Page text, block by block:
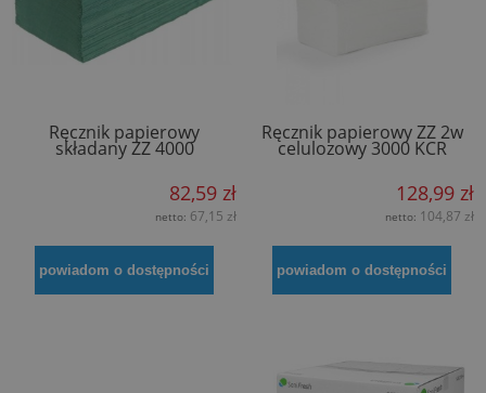
Ręcznik papierowy
składany ZZ 4000
82,59 zł
netto: 67,15 zł
powiadom o dostępności
Ręcznik papierowy ZZ 2w
celulozowy 3000 KCR
128,99 zł
netto: 104,87 zł
powiadom o dostępności